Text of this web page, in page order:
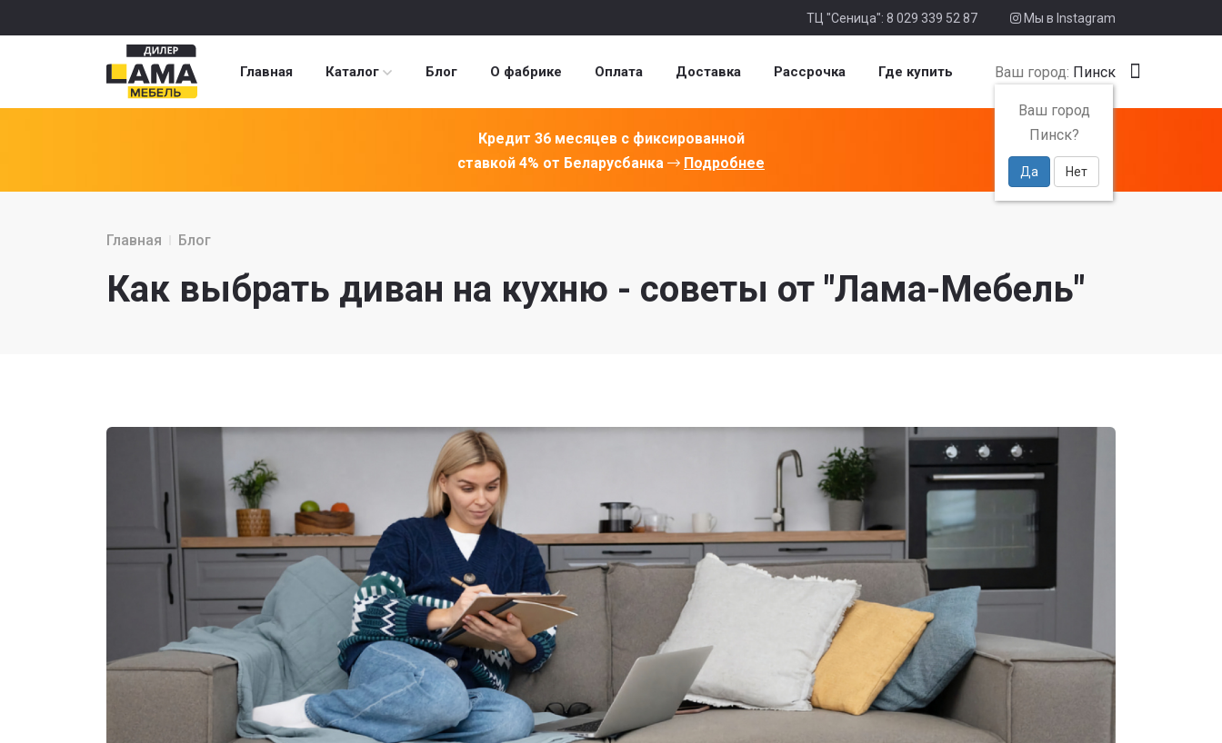
ТЦ "Сеница": 8 029 339 52 87 Мы в Instagram
Главная Каталог Блог О фабрике Оплата Доставка Рассрочка Где купить Ваш город: Пинск
Ваш город
Пинск?
Да Нет
Кредит 36 месяцев с фиксированной
ставкой 4% от Беларусбанка
Подробнее
Главная Блог
Как выбрать диван на кухню - советы от "Лама-Мебель"